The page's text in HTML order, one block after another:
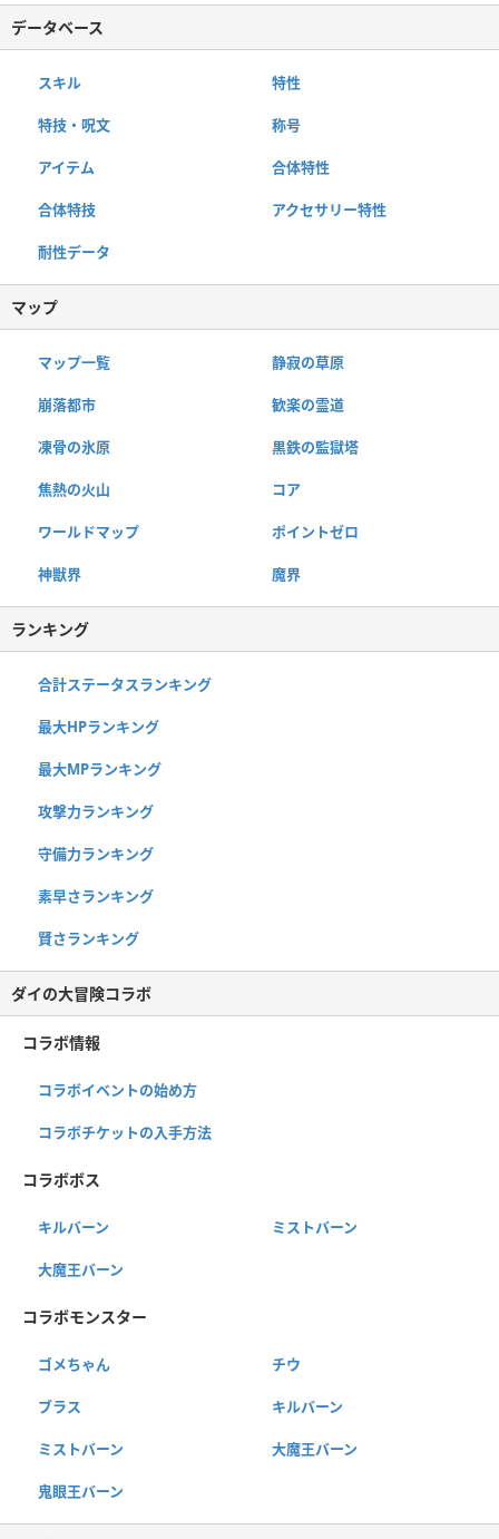
データベース
スキル 特性
特技・呪文 称号
アイテム 合体特性
合体特技 アクセサリー特性
耐性データ
マップ
マップ一覧 静寂の草原
崩落都市 歓楽の霊道
凍骨の氷原 黒鉄の監獄塔
焦熱の火山 コア
ワールドマップ ポイントゼロ
神獣界 魔界
ランキング
合計ステータスランキング
最大HPランキング
最大MPランキング
攻撃力ランキング
守備力ランキング
素早さランキング
賢さランキング
ダイの大冒険コラボ
コラボ情報
コラボイベントの始め方
コラボチケットの入手方法
コラボボス
キルバーン ミストバーン
大魔王バーン
コラボモンスター
ゴメちゃん チウ
ブラス キルバーン
ミストバーン 大魔王バーン
鬼眼王バーン